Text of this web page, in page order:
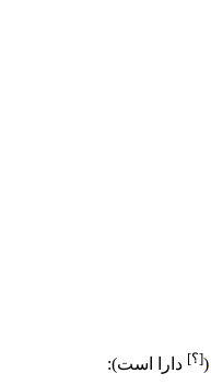
([؟] دارا است)
: